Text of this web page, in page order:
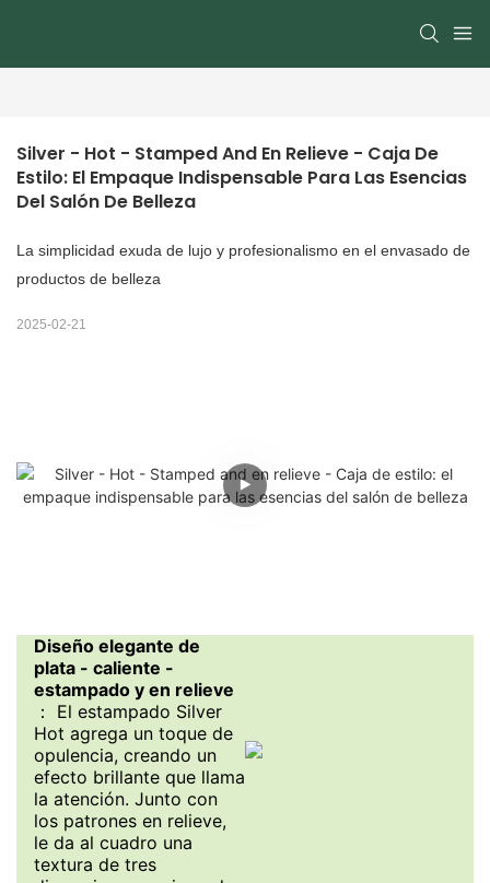
Silver - Hot - Stamped And En Relieve - Caja De
Estilo: El Empaque Indispensable Para Las Esencias
Del Salón De Belleza
La simplicidad exuda de lujo y profesionalismo en el envasado de
productos de belleza
2025-02-21
Diseño elegante de
plata - caliente -
estampado y en relieve
： El estampado Silver
Hot agrega un toque de
opulencia, creando un
efecto brillante que llama
la atención. Junto con
los patrones en relieve,
le da al cuadro una
textura de tres